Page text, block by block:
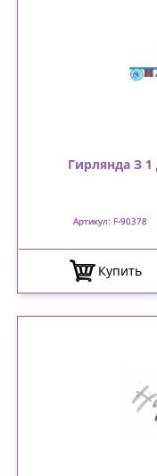
Гирлянда З
Артикул: F-90378
Купить